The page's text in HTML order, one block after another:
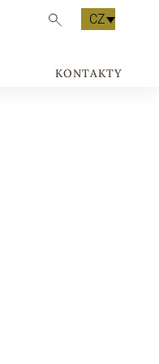
CZ
KONTAKTY